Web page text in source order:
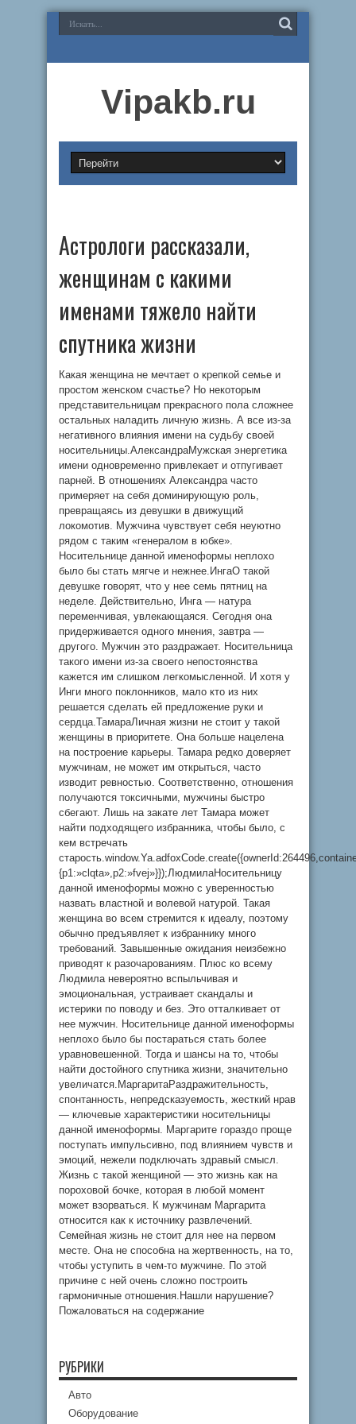
Vipakb.ru
Астрологи рассказали,
женщинам с какими
именами тяжело найти
спутника жизни
Какая женщина не мечтает о крепкой семье и
простом женском счастье? Но некоторым
представительницам прекрасного пола сложнее
остальных наладить личную жизнь. А все из-за
негативного влияния имени на судьбу своей
носительницы.АлександраМужская энергетика
имени одновременно привлекает и отпугивает
парней. В отношениях Александра часто
примеряет на себя доминирующую роль,
превращаясь из девушки в движущий
локомотив. Мужчина чувствует себя неуютно
рядом с таким «генералом в юбке».
Носительнице данной именоформы неплохо
было бы стать мягче и нежнее.ИнгаО такой
девушке говорят, что у нее семь пятниц на
неделе. Действительно, Инга — натура
переменчивая, увлекающаяся. Сегодня она
придерживается одного мнения, завтра —
другого. Мужчин это раздражает. Носительница
такого имени из-за своего непостоянства
кажется им слишком легкомысленной. И хотя у
Инги много поклонников, мало кто из них
решается сделать ей предложение руки и
сердца.ТамараЛичная жизни не стоит у такой
женщины в приоритете. Она больше нацелена
на построение карьеры. Тамара редко доверяет
мужчинам, не может им открыться, часто
изводит ревностью. Соответственно, отношения
получаются токсичными, мужчины быстро
сбегают. Лишь на закате лет Тамара может
найти подходящего избранника, чтобы было, с
кем встречать
{p1:»clqta»,p2:»fvej»}});ЛюдмилаНосительницу
данной именоформы можно с уверенностью
назвать властной и волевой натурой. Такая
женщина во всем стремится к идеалу, поэтому
обычно предъявляет к избраннику много
требований. Завышенные ожидания неизбежно
приводят к разочарованиям. Плюс ко всему
Людмила невероятно вспыльчивая и
эмоциональная, устраивает скандалы и
истерики по поводу и без. Это отталкивает от
нее мужчин. Носительнице данной именоформы
неплохо было бы постараться стать более
уравновешенной. Тогда и шансы на то, чтобы
найти достойного спутника жизни, значительно
увеличатся.МаргаритаРаздражительность,
спонтанность, непредсказуемость, жесткий нрав
— ключевые характеристики носительницы
данной именоформы. Маргарите гораздо проще
поступать импульсивно, под влиянием чувств и
эмоций, нежели подключать здравый смысл.
Жизнь с такой женщиной — это жизнь как на
пороховой бочке, которая в любой момент
может взорваться. К мужчинам Маргарита
относится как к источнику развлечений.
Семейная жизнь не стоит для нее на первом
месте. Она не способна на жертвенность, на то,
чтобы уступить в чем-то мужчине. По этой
причине с ней очень сложно построить
гармоничные отношения.Нашли нарушение?
Пожаловаться на содержание
РУБРИКИ
Авто
Оборудование